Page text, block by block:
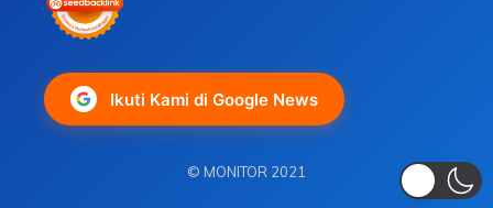
Ikuti Kami di Google News
© MONITOR 2021